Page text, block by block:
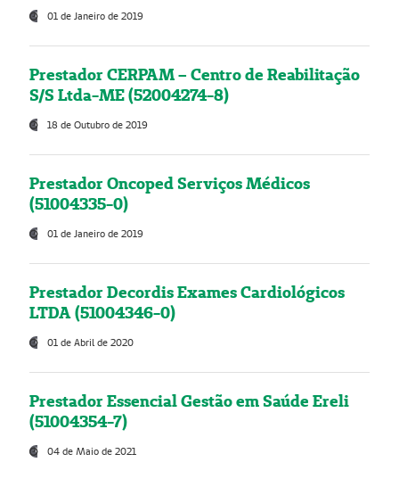
01 de Janeiro de 2019
Prestador CERPAM – Centro de Reabilitação
S/S Ltda-ME (52004274-8)
18 de Outubro de 2019
Prestador Oncoped Serviços Médicos
(51004335-0)
01 de Janeiro de 2019
Prestador Decordis Exames Cardiológicos
LTDA (51004346-0)
01 de Abril de 2020
Prestador Essencial Gestão em Saúde Ereli
(51004354-7)
04 de Maio de 2021